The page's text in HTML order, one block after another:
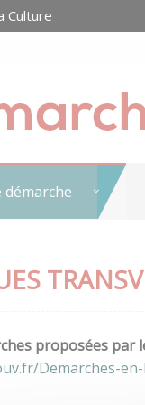
Culture
démarche
proposées par
Demarches-